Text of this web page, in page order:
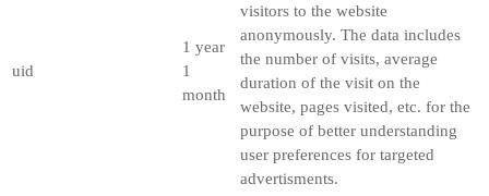
uid
1 year
1
month
visitors to the website
anonymously. The data includes
the number of visits, average
duration of the visit on the
website, pages visited, etc. for the
purpose of better understanding
user preferences for targeted
advertisments.